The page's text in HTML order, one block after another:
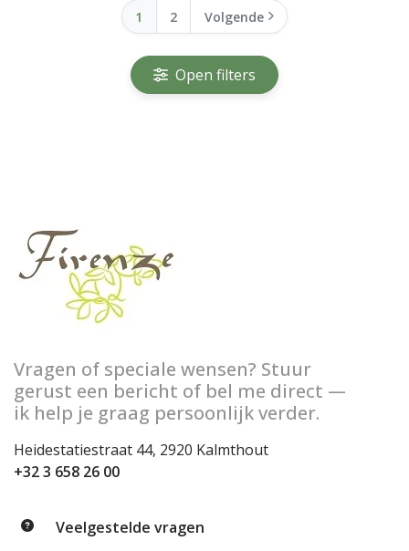
1 2 Volgende
Open filters
Vragen of speciale wensen? Stuur
gerust een bericht of bel me direct —
ik help je graag persoonlijk verder.
Heidestatiestraat 44, 2920 Kalmthout
+32 3 658 26 00
Veelgestelde vragen